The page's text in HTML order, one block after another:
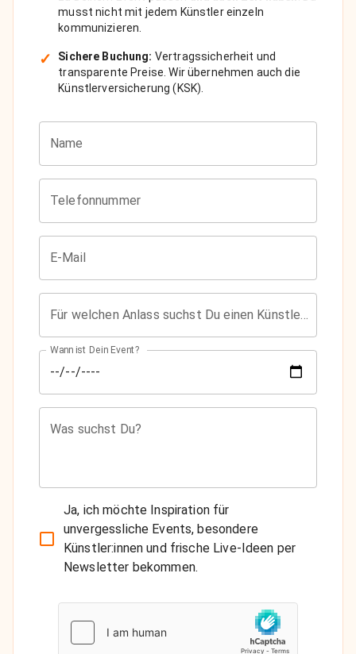
musst nicht mit jedem Künstler einzeln
kommunizieren.
✓ Sichere Buchung: Vertragssicherheit und
transparente Preise. Wir übernehmen auch die
Künstlerversicherung (KSK).
Name
Telefonnummer
E-Mail
Wann ist Dein Event?
Was suchst Du?
Ja, ich möchte Inspiration für
unvergessliche Events, besondere
Künstler:innen und frische Live-Ideen per
Newsletter bekommen.